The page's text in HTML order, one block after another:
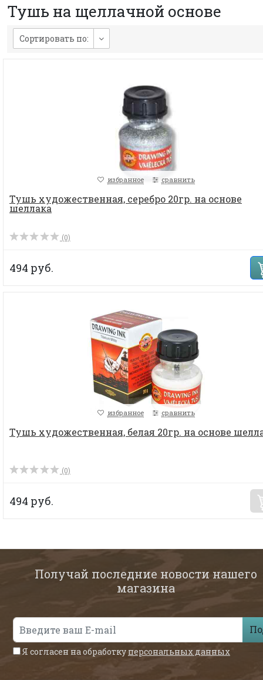
Тушь на щеллачной основе
Сортировать по:
избранное сравнить
Тушь художественная, серебро 20гр. на основе
шеллака
(0)
494 руб.
избранное сравнить
Тушь художественная, белая 20гр. на основе
(0)
494 руб.
Получай последние новости нашего
магазина
Я согласен на обработку персональных данных